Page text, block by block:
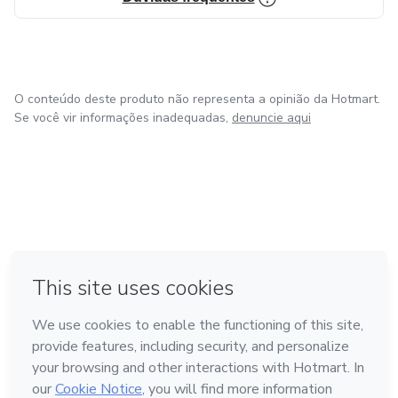
O conteúdo deste produto não representa a opinião da Hotmart.
Se você vir informações inadequadas, denuncie aqui
Feito com ❤ em Amsterdam
Conheça a Hotmart